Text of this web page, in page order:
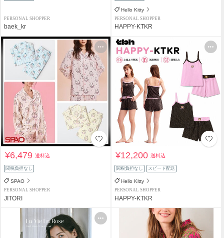
PERSONAL SHOPPER
baek_kr
Hello Kitty
PERSONAL SHOPPER
HAPPY-KTKR
¥6,479送料込
関税負担なし
SPAO
PERSONAL SHOPPER
JITORI
¥12,200送料込
関税負担なし スピード配送
Hello Kitty
PERSONAL SHOPPER
HAPPY-KTKR